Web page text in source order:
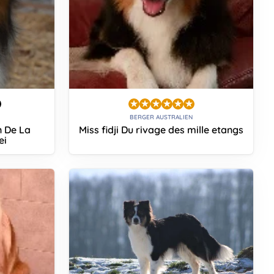
De La
BERGER AUSTRALIEN
Miss fidji Du rivage des mille etangs